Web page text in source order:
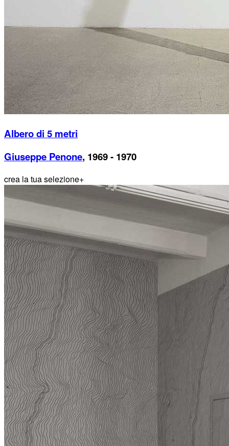
Albero di 5 metri
Giuseppe Penone, 1969 - 1970
crea la tua selezione+